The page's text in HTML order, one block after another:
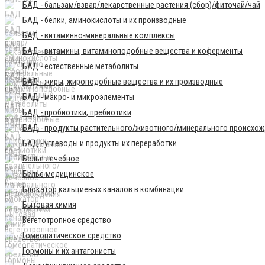
БАД - бальзам/взвар/лекарственные растения (сбор)/фиточай/чай
БАД - белки, аминокислоты и их производные
БАД - витаминно-минеральные комплексы
БАД - витамины, витаминоподобные вещества и коферменты
БАД - естественные метаболиты
БАД - жиры, жироподобные вещества и их производные
БАД - макро- и микроэлементы
БАД - пробиотики, пребиотики
БАД - продукты растительного/животного/минерального
БАД - углеводы и продукты их переработки
Бельё лечебное
Бельё медицинское
Блокатор кальциевых каналов в комбинации
Бытовая химия
Вегетотропное средство
Гомеопатическое средство
Гормоны и их антагонисты